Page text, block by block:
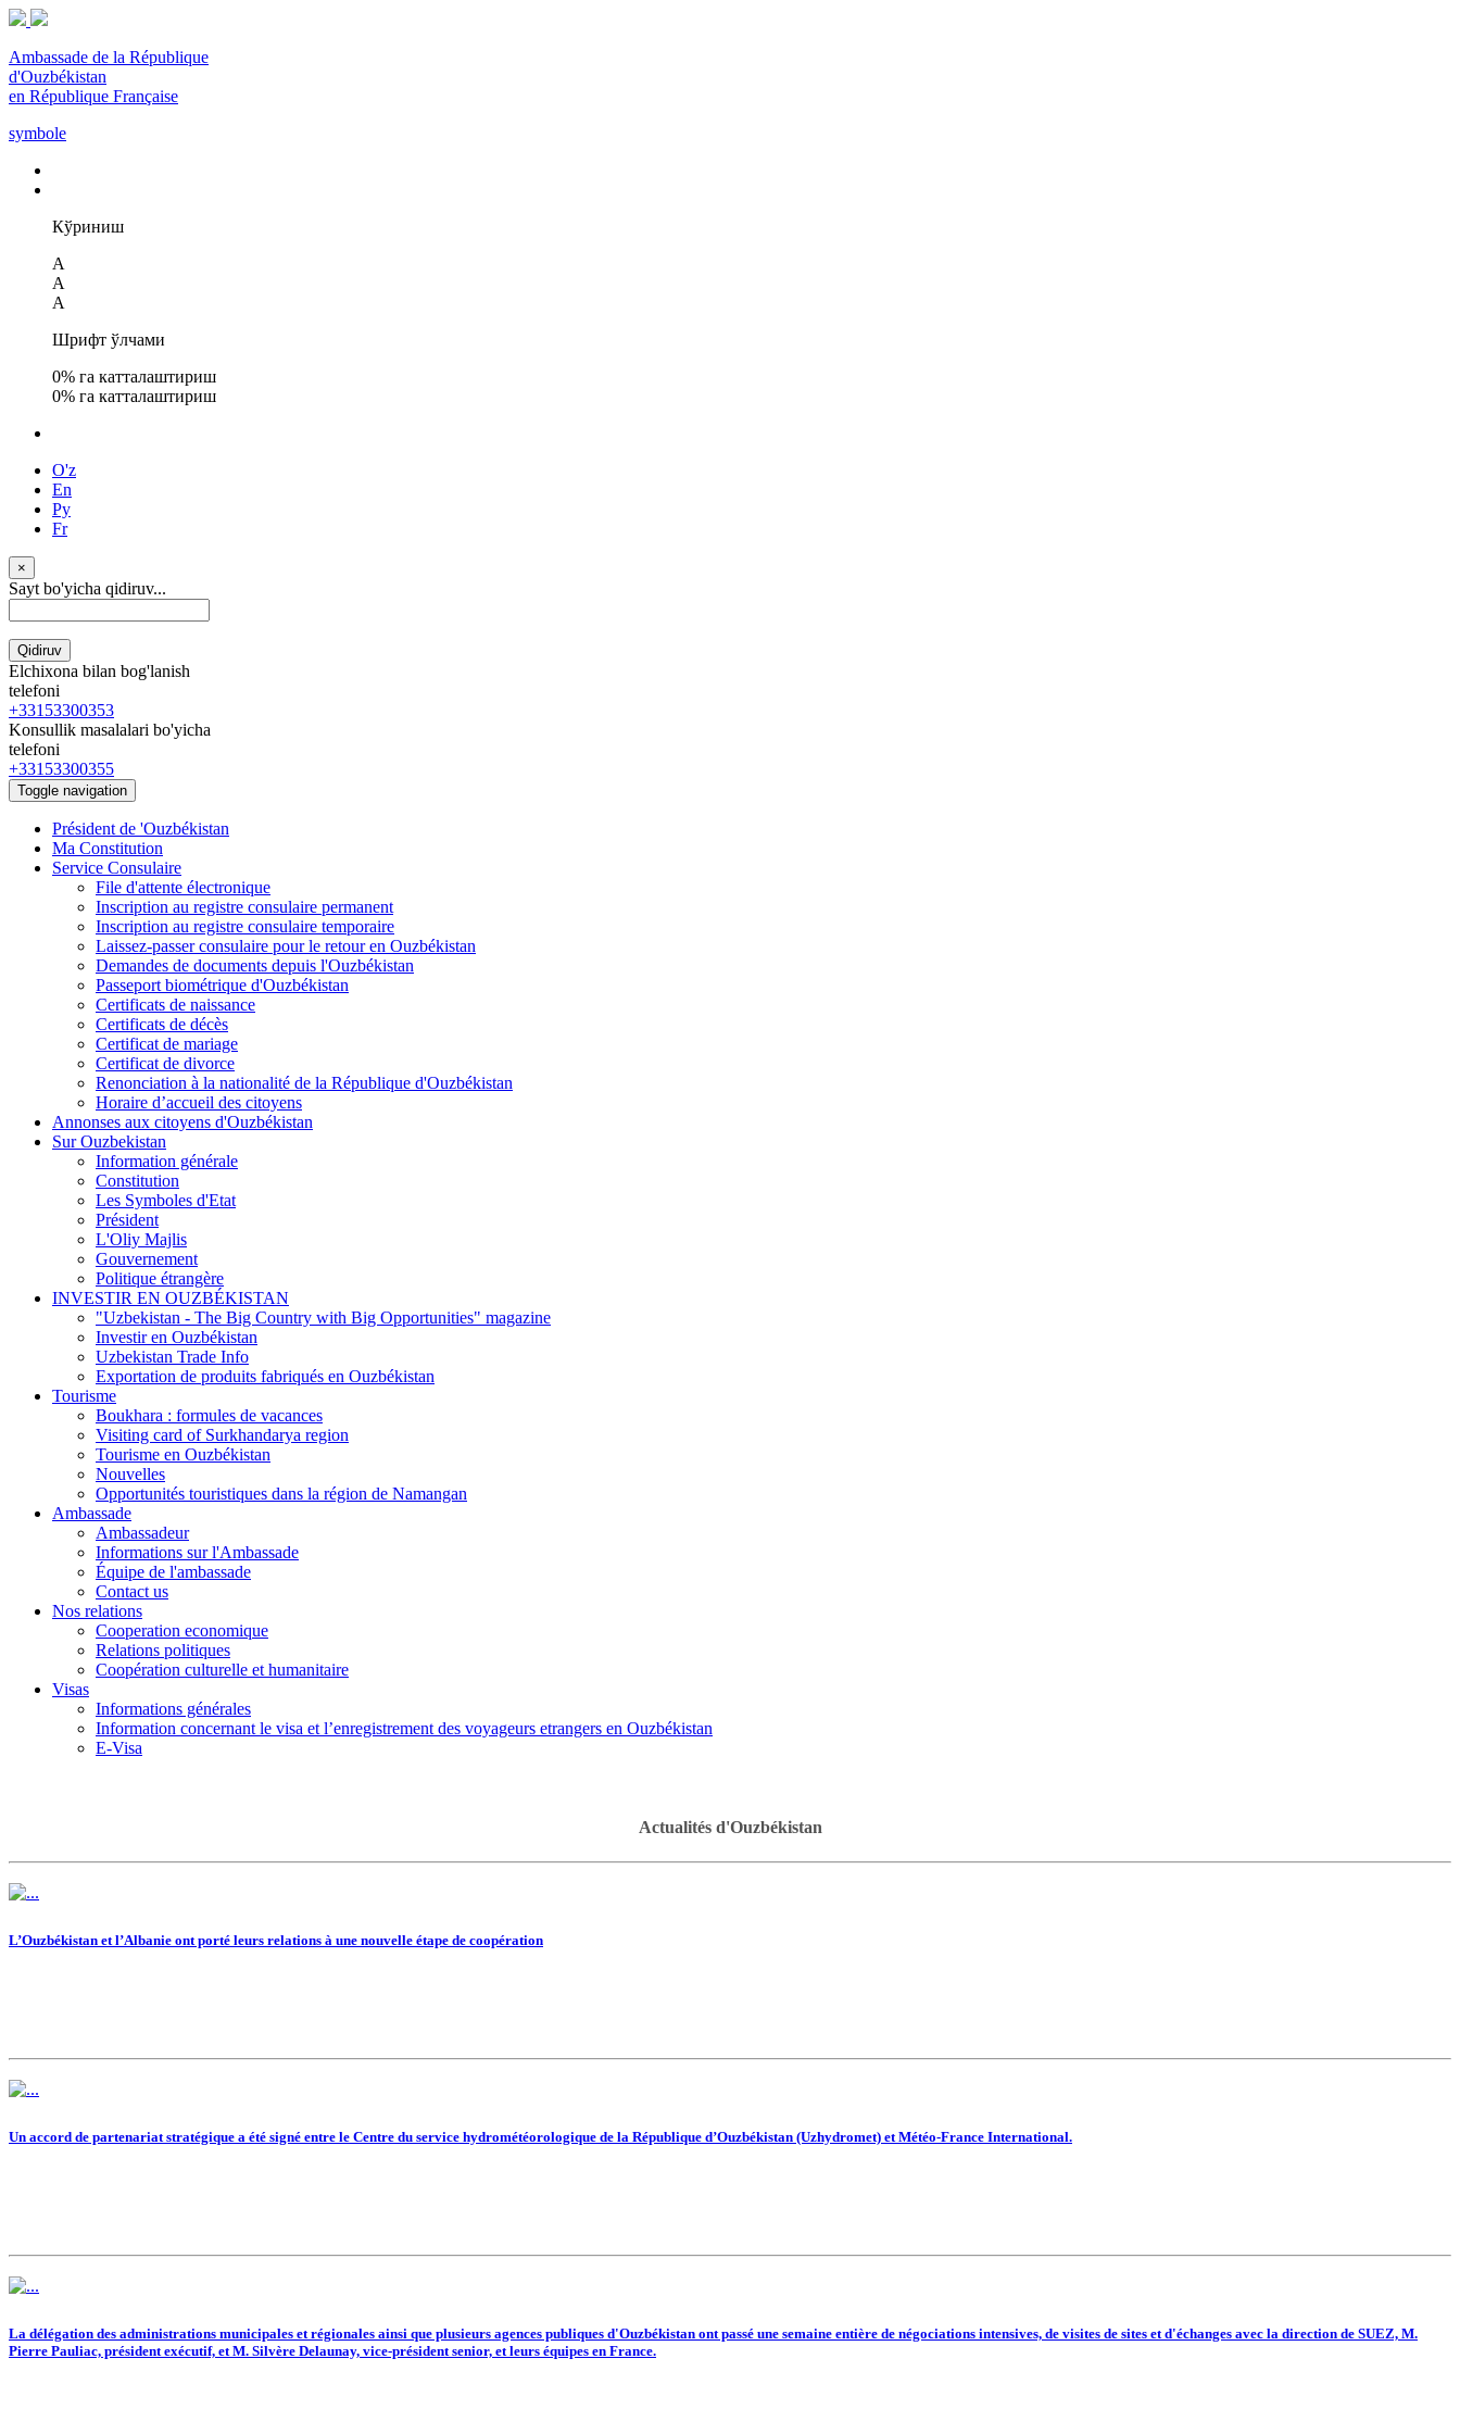
Ambassade de la République
d'Ouzbékistan
en République Française
symbole
Кўриниш
A
A
A
Шрифт ўлчами
0% га катталаштириш
0% га катталаштириш
O'z
En
Ру
Fr
×
Sayt bo'yicha qidiruv...
Qidiruv
Elchixona bilan bog'lanish
telefoni
+33153300353
Konsullik masalalari bo'yicha
telefoni
+33153300355
Toggle navigation
Président de 'Ouzbékistan
Ma Constitution
Service Consulaire
File d'attente électronique
Inscription au registre consulaire permanent
Inscription au registre consulaire temporaire
Laissez-passer consulaire pour le retour en Ouzbékistan
Demandes de documents depuis l'Ouzbékistan
Passeport biométrique d'Ouzbékistan
Certificats de naissance
Certificats de décès
Certificat de mariage
Certificat de divorce
Renonciation à la nationalité de la République d'Ouzbékistan
Horaire d’accueil des citoyens
Annonses aux citoyens d'Ouzbékistan
Sur Ouzbekistan
Information générale
Constitution
Les Symboles d'Etat
Président
L'Oliy Majlis
Gouvernement
Politique étrangère
INVESTIR EN OUZBÉKISTAN
"Uzbekistan - The Big Country with Big Opportunities" magazine
Investir en Ouzbékistan
Uzbekistan Trade Info
Exportation de produits fabriqués en Ouzbékistan
Tourisme
Boukhara : formules de vacances
Visiting card of Surkhandarya region
Tourisme en Ouzbékistan
Nouvelles
Opportunités touristiques dans la région de Namangan
Ambassade
Ambassadeur
Informations sur l'Ambassade
Équipe de l'ambassade
Contact us
Nos relations
Cooperation economique
Relations politiques
Coopération culturelle et humanitaire
Visas
Informations générales
Information concernant le visa et l’enregistrement des voyageurs etrangers en Ouzbékistan
E-Visa
Actualités d'Ouzbékistan
L’Ouzbékistan et l’Albanie ont porté leurs relations à une nouvelle étape de coopération
Un accord de partenariat stratégique a été signé entre le Centre du service hydrométéorologique de la République d’Ouzbékistan (Uzhydromet) et Météo-France International.
La délégation des administrations municipales et régionales ainsi que plusieurs agences publiques d'Ouzbékistan ont passé une semaine entière de négociations intensives, de visites de sites et d'échanges avec la direction de SUEZ, M.
Pierre Pauliac, président exécutif, et M. Silvère Delaunay, vice-président senior, et leurs équipes en France.